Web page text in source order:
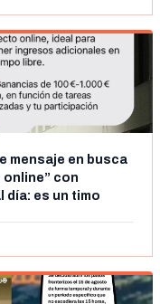
mensaje en busca
con
día: es un timo